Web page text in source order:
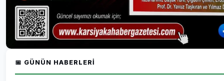
📅 GÜNÜN HABERLERI